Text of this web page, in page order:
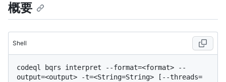
概要
Shell
codeql bqrs interpret --format=<format> --
output=<output> -t=<String=String> [--threads=